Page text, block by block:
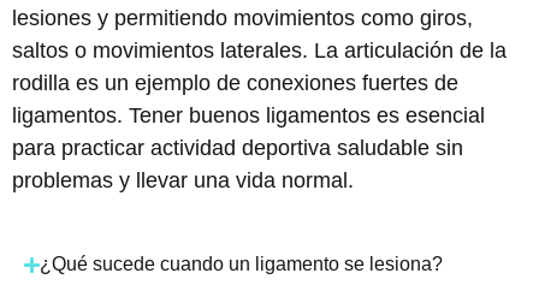
lesiones y permitiendo movimientos como giros,
saltos o movimientos laterales. La articulación de la
rodilla es un ejemplo de conexiones fuertes de
ligamentos. Tener buenos ligamentos es esencial
para practicar actividad deportiva saludable sin
problemas y llevar una vida normal.
¿Qué sucede cuando un ligamento se lesiona?